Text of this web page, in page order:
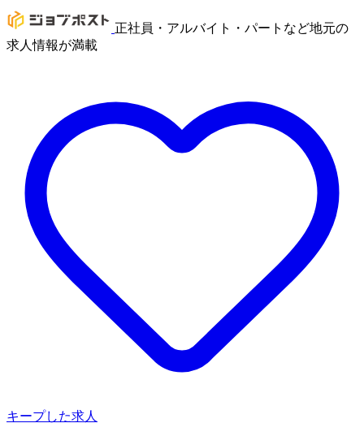
正社員・アルバイト・パートなど地元の
求人情報が満載
キープした求人